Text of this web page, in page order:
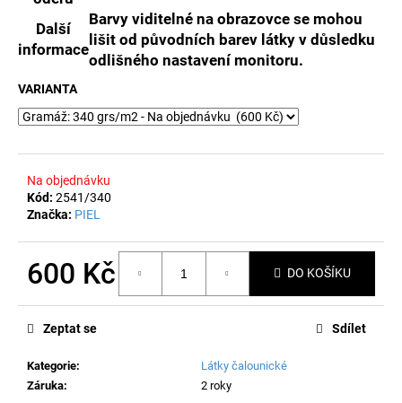
Další
informace
Barvy viditelné na obrazovce se mohou
lišit od původních barev látky v důsledku
odlišného nastavení monitoru.
VARIANTA
Na objednávku
Kód: 2541/340
Značka: PIEL
600 Kč DO KOŠÍKU
Kategorie:
Látky čalounické
Záruka: 2 roky
Zeptat se Sdílet
HLEDAT
D
o
u
u
m